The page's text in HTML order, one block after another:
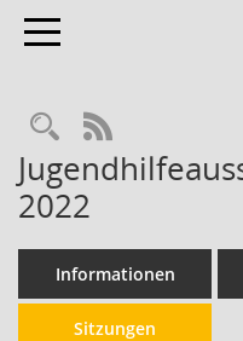
Toggle navigation
RSS-Feed
2022
Informationen
Sitzungen